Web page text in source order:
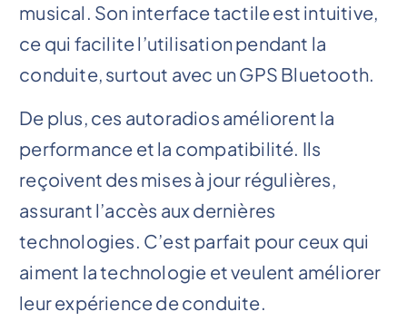
musical. Son interface tactile est intuitive,
ce qui facilite l’utilisation pendant la
conduite, surtout avec un GPS Bluetooth.
De plus, ces autoradios améliorent la
performance et la compatibilité. Ils
reçoivent des mises à jour régulières,
assurant l’accès aux dernières
technologies. C’est parfait pour ceux qui
aiment la technologie et veulent améliorer
leur expérience de conduite.